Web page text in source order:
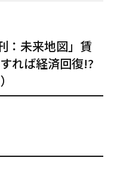
：未来地図」賃
れば経済回復!?